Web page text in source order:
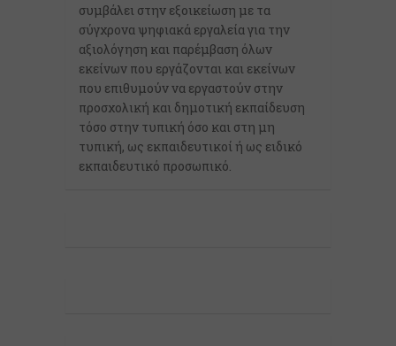
συμβάλει στην εξοικείωση με τα
σύγχρονα ψηφιακά εργαλεία για την
αξιολόγηση και παρέμβαση όλων
εκείνων που εργάζονται και εκείνων
που επιθυμούν να εργαστούν στην
προσχολική και δημοτική εκπαίδευση
τόσο στην τυπική όσο και στη μη
τυπική, ως εκπαιδευτικοί ή ως ειδικό
εκπαιδευτικό προσωπικό.